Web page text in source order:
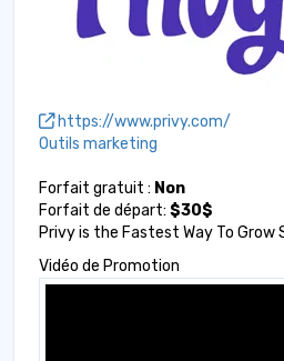
https://www.privy.com/
Outils marketing
Forfait gratuit : Non
Forfait de départ: $30$
Privy is the Fastest Way To Grow
Vidéo de Promotion